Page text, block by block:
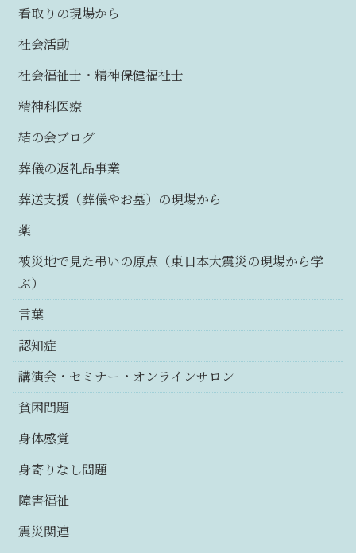
看取りの現場から
社会活動
社会福祉士・精神保健福祉士
精神科医療
結の会ブログ
葬儀の返礼品事業
葬送支援（葬儀やお墓）の現場から
薬
被災地で見た弔いの原点（東日本大震災の現場から学
ぶ）
言葉
認知症
講演会・セミナー・オンラインサロン
貧困問題
身体感覚
身寄りなし問題
障害福祉
震災関連